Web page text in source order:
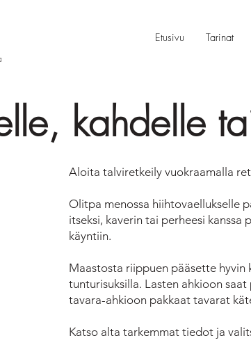
Etusivu Tarinat
Aloita talviretkeily vuokraamalla
Olitpa menossa hiihtovaellukselle
itseksi, kaverin tai perheesi kanssa
käyntiin.
Maastosta riippuen pääsette hyvin
tunturisuksilla. Lasten ahkioon
tavara-ahkioon pakkaat tavarat
Katso alta tarkemmat tiedot ja
kahdelle